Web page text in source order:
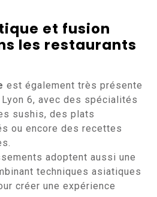
et fusion
les restaurants
est également très présente
6, avec des spécialités
sushis, des plats
ou encore des recettes
adoptent aussi une
techniques asiatiques
créer une expérience